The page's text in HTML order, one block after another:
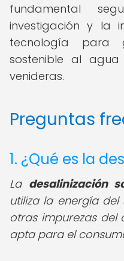
fundamental
investigación y la
tecnología para
sostenible al
venideras.
Preguntas
1. ¿Qué es la
La desalinización
utiliza la energía
otras impurezas
apta para el